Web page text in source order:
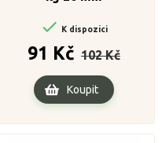
 K dispozici
91 Kč
cena
102 Kč
Koupit